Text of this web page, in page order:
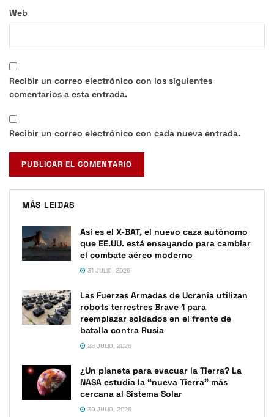
Web
Recibir un correo electrónico con los siguientes
comentarios a esta entrada.
Recibir un correo electrónico con cada nueva entrada.
MÁS LEIDAS
Así es el X-BAT, el nuevo caza autónomo
que EE.UU. está ensayando para cambiar
el combate aéreo moderno
31 JULIO, 2026
Las Fuerzas Armadas de Ucrania utilizan
robots terrestres Brave 1 para
reemplazar soldados en el frente de
batalla contra Rusia
28 JULIO, 2026
¿Un planeta para evacuar la Tierra? La
NASA estudia la “nueva Tierra” más
cercana al Sistema Solar
30 JULIO, 2026